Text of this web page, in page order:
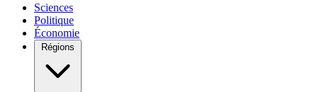
Sciences
Politique
Économie
Régions